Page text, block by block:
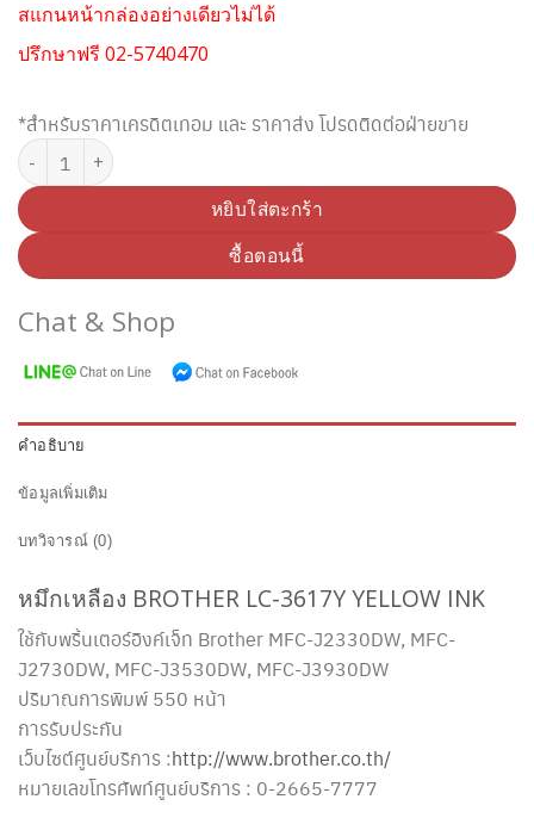
สแกนหน้ากล่องอย่างเดียวไม่ได้
ปรึกษาฟรี 02-5740470
*สำหรับราคาเครดิตเทอม และ ราคาส่ง โปรดติดต่อฝ่ายขาย
จำนวน BROTHER LC-3617Y YELLOW INK ชิ้น
หยิบใส่ตะกร้า
ซื้อตอนนี้
Chat & Shop
คำอธิบาย
ข้อมูลเพิ่มเติม
บทวิจารณ์ (0)
หมึกเหลือง BROTHER LC-3617Y YELLOW INK
ใช้กับพริ้นเตอร์อิงค์เจ็ท Brother MFC-J2330DW, MFC-
J2730DW, MFC-J3530DW, MFC-J3930DW
ปริมาณการพิมพ์ 550 หน้า
การรับประกัน
เว็บไซต์ศูนย์บริการ :http://www.brother.co.th/
หมายเลขโทรศัพท์ศูนย์บริการ : 0-2665-7777